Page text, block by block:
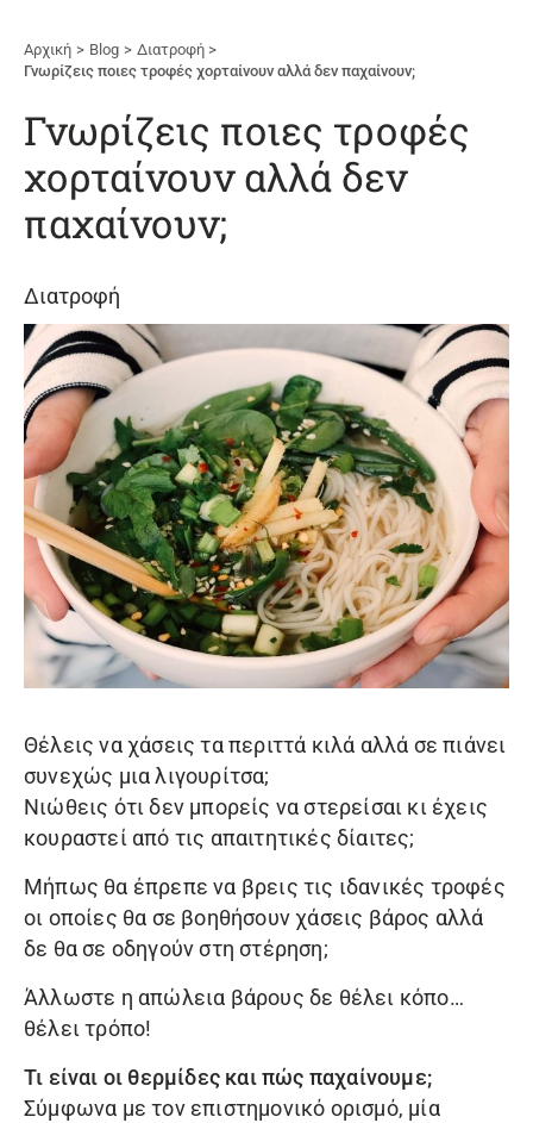
Αρχική Blog
Διατροφή
Γνωρίζεις ποιες τροφές χορταίνουν αλλά δεν παχαίνουν;
Γνωρίζεις ποιες τροφές
χορταίνουν αλλά δεν
παχαίνουν;
Διατροφή
Θέλεις να χάσεις τα περιττά κιλά αλλά σε πιάνει
συνεχώς μια λιγουρίτσα;
Νιώθεις ότι δεν μπορείς να στερείσαι κι έχεις
κουραστεί από τις απαιτητικές δίαιτες;
Μήπως θα έπρεπε να βρεις τις ιδανικές τροφές
οι οποίες θα σε βοηθήσουν χάσεις βάρος αλλά
δε θα σε οδηγούν στη στέρηση;
Άλλωστε η απώλεια βάρους δε θέλει κόπο…
θέλει τρόπο!
Τι είναι οι θερμίδες και πώς παχαίνουμε;
Σύμφωνα με τον επιστημονικό ορισμό, μία